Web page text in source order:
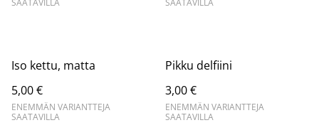
SAATAVILLA
SAATAVILLA
Iso kettu, matta
5,00 €
ENEMMÄN VARIANTTEJA
SAATAVILLA
Pikku delfiini
3,00 €
ENEMMÄN VARIANTTEJA
SAATAVILLA